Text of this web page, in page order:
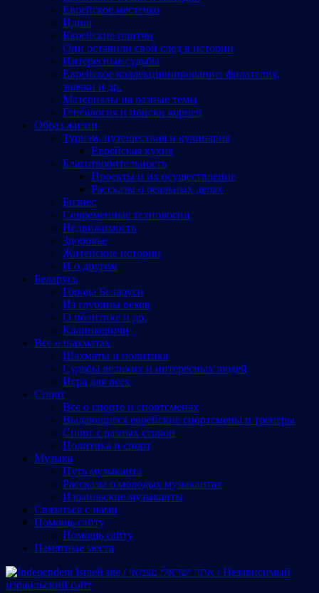
Еврейское местечко
Идиш
Еврейские притчи
Они оставили свой след в истории
Интересные судьбы
Еврейское коллекционирование: филателия,
значки и др.
Материалы на разные темы
Генеалогия и поиски корней
Образ жизни
Туризм, путешествия и кулинария
Еврейская кухня
Благотворительность
Проекты и их осуществление
Рассказы о реальных делах
Бизнес
Современные технологии
Недвижимость
Здоровье
Житейские истории
И о другом
Беларусь
Города Беларуси
Из глубины веков
О политике и др.
Калинковичи
Все о шахматах
Шахматы и политика
Судьбы великих и интересных людей
Игра для всех
Спорт
Все о спорте и спортсменах
Выдающиеся еврейские спортсмены и тренеры
Спорт с разных сторон
Политика и спорт
Музыка
Путь музыканта
Рассказы о молодых музыкантах
Израильские музыканты
Cвязаться с нами
Помощь сайту
Помощь сайту
Памятные места